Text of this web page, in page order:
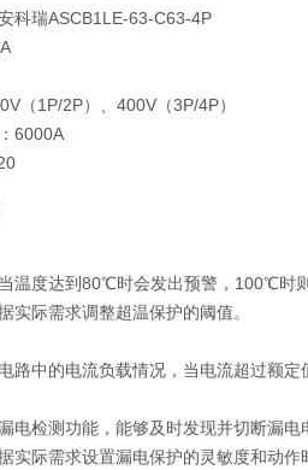
安科瑞ASCB1LE-63-C63-4P
（1P/2P）、400V（3P/4P）
：6000A
温度达到80℃时会发出预警，100℃时
实际需求调整超温保护的阈值。
路中的电流负载情况，当电流超过额
电检测功能，能够及时发现并切断漏电
实际需求设置漏电保护的灵敏度和动作